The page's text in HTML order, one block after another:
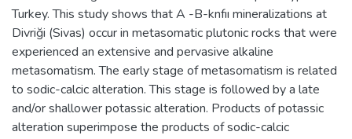
Turkey. This study shows that A -B-knfıı mineralizations at
Divriği (Sivas) occur in metasomatic plutonic rocks that were
experienced an extensive and pervasive alkaline
metasomatism. The early stage of metasomatism is related
to sodic-calcic alteration. This stage is followed by a late
and/or shallower potassic alteration. Products of potassic
alteration superimpose the products of sodic-calcic